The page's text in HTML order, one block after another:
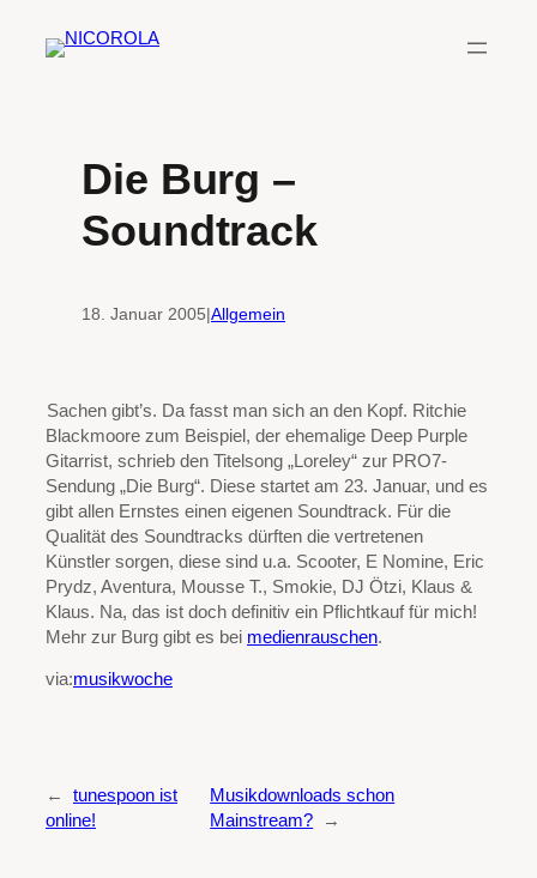
Inhalt
Die Burg –
Soundtrack
18. Januar 2005|Allgemein
Sachen gibt’s. Da fasst man sich an den Kopf. Ritchie
Blackmoore zum Beispiel, der ehemalige Deep Purple
Gitarrist, schrieb den Titelsong „Loreley“ zur PRO7-
Sendung „Die Burg“. Diese startet am 23. Januar, und es
gibt allen Ernstes einen eigenen Soundtrack. Für die
Qualität des Soundtracks dürften die vertretenen
Künstler sorgen, diese sind u.a. Scooter, E Nomine, Eric
Prydz, Aventura, Mousse T., Smokie, DJ Ötzi, Klaus &
Klaus. Na, das ist doch definitiv ein Pflichtkauf für mich!
Mehr zur Burg gibt es bei medienrauschen.
via:musikwoche
←
tunespoon ist
online!
Musikdownloads schon
Mainstream?
→